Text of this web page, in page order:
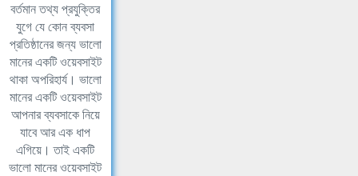
বর্তমান তথ্য প্রযুক্তির
যুগে যে কোন ব্যবসা
প্রতিষ্ঠানের জন্য ভালো
মানের একটি ওয়েবসাইট
থাকা অপরিহার্য। ভালো
মানের একটি ওয়েবসাইট
আপনার ব্যবসাকে নিয়ে
যাবে আর এক ধাপ
এগিয়ে। তাই একটি
ভালো মানের ওয়েবসাইট